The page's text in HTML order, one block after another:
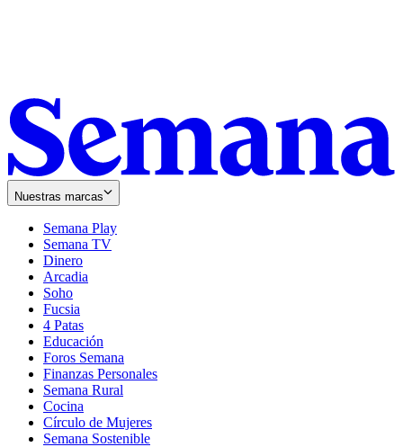
Nuestras marcas
Semana Play
Semana TV
Dinero
Arcadia
Soho
in
new
window
Fucsia
in
new
window
4 Patas
Educación
Foros Semana
Finanzas Personales
Semana Rural
Cocina
Círculo de Mujeres
Semana Sostenible